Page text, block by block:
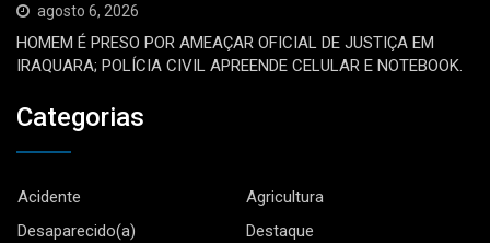
agosto 6, 2026
HOMEM É PRESO POR AMEAÇAR OFICIAL DE JUSTIÇA EM
IRAQUARA; POLÍCIA CIVIL APREENDE CELULAR E NOTEBOOK.
Categorias
Acidente
Agricultura
Desaparecido(a)
Destaque